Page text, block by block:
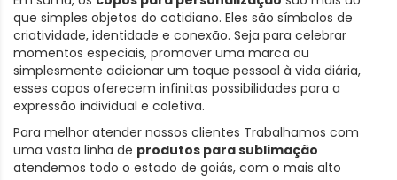
que simples objetos do cotidiano. Eles são símbolos de
criatividade, identidade e conexão. Seja para celebrar
momentos especiais, promover uma marca ou
simplesmente adicionar um toque pessoal à vida diária,
esses copos oferecem infinitas possibilidades para a
expressão individual e coletiva.
Para melhor atender nossos clientes Trabalhamos com
uma vasta linha de produtos para sublimação
atendemos todo o estado de goiás, com o mais alto